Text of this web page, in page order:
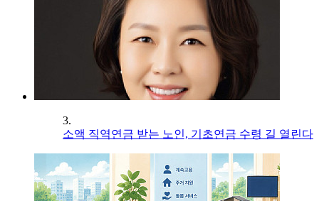
3.
소액 직역연금 받는 노인, 기초연금 수령 길 열린다